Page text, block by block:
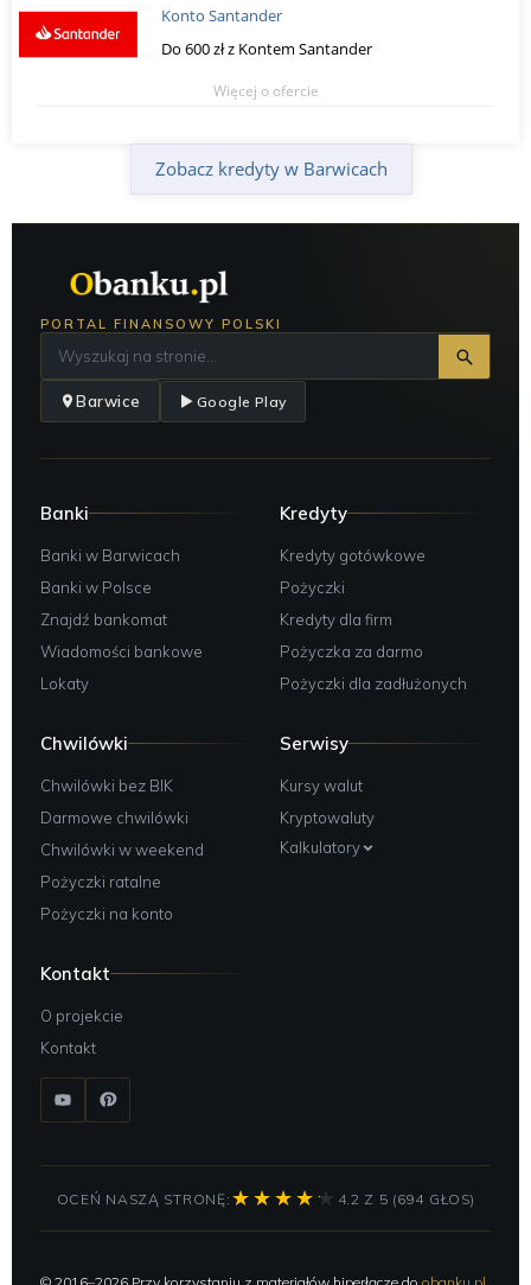
Konto Santander
Do 600 zł z Kontem Santander
Więcej o ofercie
Zobacz kredyty w Barwicach
PORTAL FINANSOWY POLSKI
Barwice Google Play
Banki
Banki w Barwicach
Banki w Polsce
Znajdź bankomat
Wiadomości bankowe
Lokaty
Kredyty
Kredyty gotówkowe
Pożyczki
Kredyty dla firm
Pożyczka za darmo
Pożyczki dla zadłużonych
Chwilówki
Chwilówki bez BIK
Darmowe chwilówki
Chwilówki w weekend
Pożyczki ratalne
Pożyczki na konto
Serwisy
Kursy walut
Kryptowaluty
Kalkulatory
Kontakt
O projekcie
Kontakt
OCEŃ NASZĄ STRONĘ: 4.2 Z 5 (694 GŁOS)